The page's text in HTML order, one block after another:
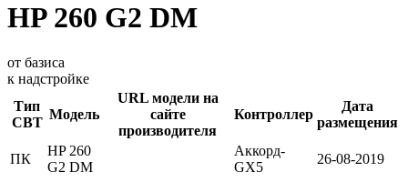
HP 260 G2 DM
от базиса
к надстройке
Тип
СВТ
Модель
URL модели на
сайте
производителя
Контроллер
Дата
размещения
ПК
HP 260
G2 DM
Аккорд-
GX5
26-08-2019